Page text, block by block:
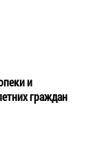
и
граждан